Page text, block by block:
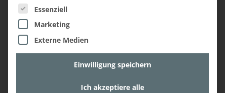
Glühbirnen-Beleuchtungen lassen diesen
Bereich wie ein echtes Filmset wirken! Die
einzelnen WCs wurden ganz individuell
gestaltet, verschiedene Wandbeklebungen
lassen die weiblichen Gäste beispielsweise
auf einem Thron oder in einem Filmset
wiederfinden. Ein ungewöhnliches Highlight
Es folgt eine Liste der Service-Gruppen, für die
Essenziell
Marketing
Externe Medien
Einwilligung speichern
Ich akzeptiere alle